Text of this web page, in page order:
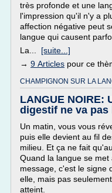
très profonde et une
l'impression qu'il n'y a
affection négative peut
langue qui causent
La... [suite...]
→ 9 Articles pour ce
CHAMPIGNON SUR LA
LANGUE NOIRE:
digestif ne va pas
Un matin, vous vous
puis elle devient au fil
milieu. Et ça ne fait
Quand la langue se
message, c'est le signe
elle, mais pas
atteint.